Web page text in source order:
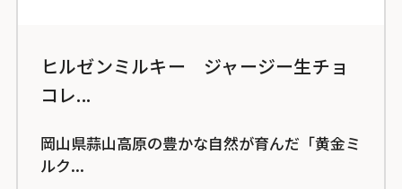
ヒルゼンミルキー ジャージー生チョ
コレ...
岡山県蒜山高原の豊かな自然が育んだ「黄金ミ
ルク...